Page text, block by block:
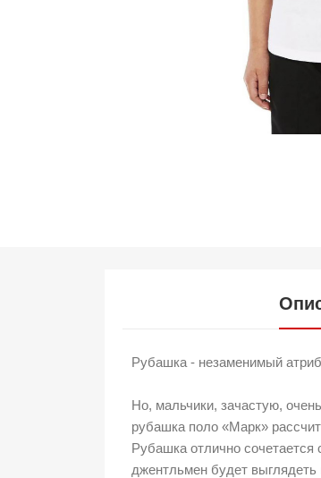
Рубашка - незаменимый
Но, мальчики, зачастую,
рубашка поло «Марк»
Рубашка отлично
джентльмен будет выглядеть